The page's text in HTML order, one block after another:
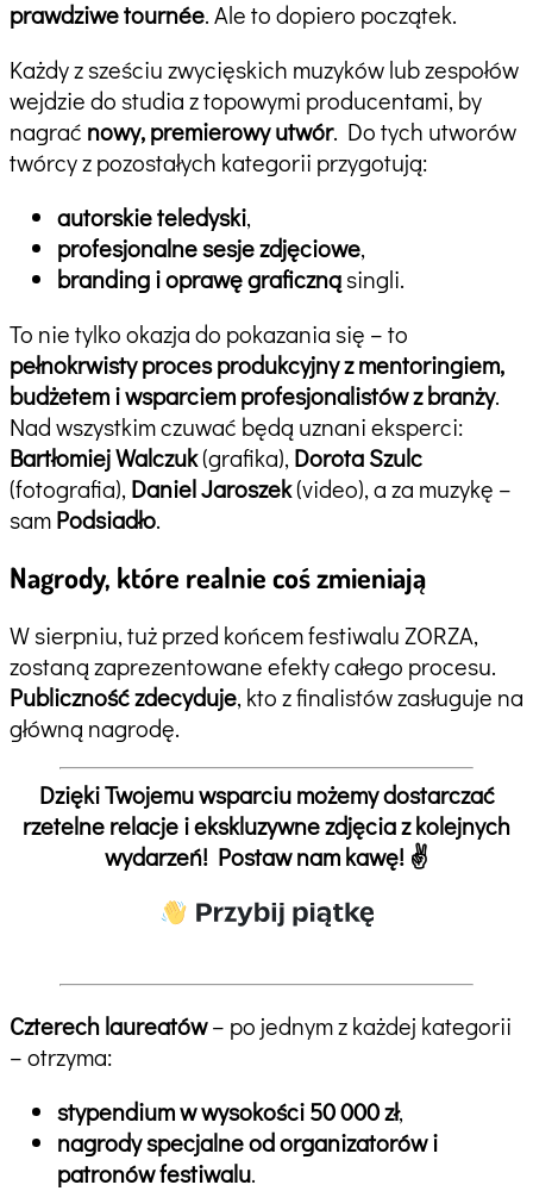
prawdziwe tournée. Ale to dopiero początek.
Każdy z sześciu zwycięskich muzyków lub zespołów
wejdzie do studia z topowymi producentami, by
nagrać nowy, premierowy utwór. Do tych utworów
twórcy z pozostałych kategorii przygotują:
autorskie teledyski,
profesjonalne sesje zdjęciowe,
branding i oprawę graficznąsingli.
To nie tylko okazja do pokazania się – to
pełnokrwisty proces produkcyjny z mentoringiem,
budżetem i wsparciem profesjonalistów z branży.
Nad wszystkim czuwać będą uznani eksperci:
Bartłomiej Walczuk(grafika), Dorota Szulc
(fotografia), Daniel Jaroszek(video), a za muzykę –
samPodsiadło.
Nagrody, które realnie coś zmieniają
W sierpniu, tuż przed końcem festiwalu ZORZA,
zostaną zaprezentowane efekty całego procesu.
Publiczność zdecyduje, kto z finalistów zasługuje na
główną nagrodę.
Dzięki Twojemu wsparciu możemy dostarczać
rzetelne relacje i ekskluzywne zdjęcia z kolejnych
wydarzeń! Postaw nam kawę! ✌️
Czterech laureatów– po jednym z każdej kategorii
– otrzyma:
stypendium w wysokości 50 000 zł,
nagrody specjalne od organizatorów i
patronów festiwalu.